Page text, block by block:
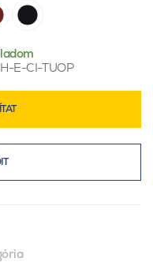
H-E-CI-TUOP